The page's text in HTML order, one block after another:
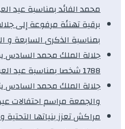
محمد الفائد بمناسبة عيد
برقية تهنئة مرفوعة إلى
بمناسبة الذكرى السابعة و
جلالة الملك محمد
1788 شخصا بمناسبة عيد العرش المجيد
جلالة الملك محمد
والجمعة مراسم احتفالات
مراكش تعزز بنياتها